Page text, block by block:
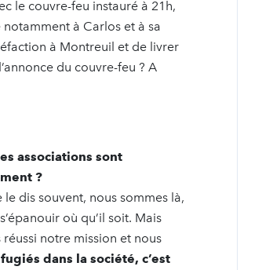
le couvre-feu instauré à 21h,
à Carlos et à sa
à Montreuil et de livrer
du couvre-feu ? A
associations sont
?
dis souvent, nous sommes là,
où qu’il soit. Mais
notre mission et nous
dans la société, c’est